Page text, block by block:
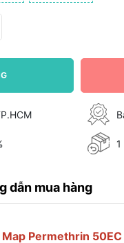
1
dẫn mua hàng
Map Permethrin 50EC